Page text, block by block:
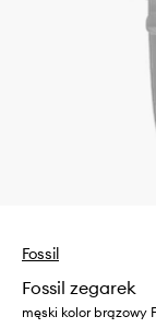
Fossil
Fossil zegarek
męski kolor brązowy